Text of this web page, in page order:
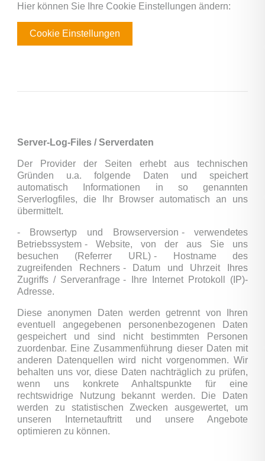
Hier können Sie Ihre Cookie Einstellungen ändern:
Cookie Einstellungen
Server-Log-Files / Serverdaten
Der Provider der Seiten erhebt aus technischen
Gründen u.a. folgende Daten und speichert
automatisch Informationen in so genannten
Serverlogfiles, die Ihr Browser automatisch an uns
übermittelt.
- Browsertyp und Browserversion - verwendetes
Betriebssystem - Website, von der aus Sie uns
besuchen (Referrer URL) - Hostname des
zugreifenden Rechners - Datum und Uhrzeit Ihres
Zugriffs / Serveranfrage - Ihre Internet Protokoll (IP)-
Adresse.
Diese anonymen Daten werden getrennt von Ihren
eventuell angegebenen personenbezogenen Daten
gespeichert und sind nicht bestimmten Personen
zuordenbar. Eine Zusammenführung dieser Daten mit
anderen Datenquellen wird nicht vorgenommen. Wir
behalten uns vor, diese Daten nachträglich zu prüfen,
wenn uns konkrete Anhaltspunkte für eine
rechtswidrige Nutzung bekannt werden. Die Daten
werden zu statistischen Zwecken ausgewertet, um
unseren Internetauftritt und unsere Angebote
optimieren zu können.